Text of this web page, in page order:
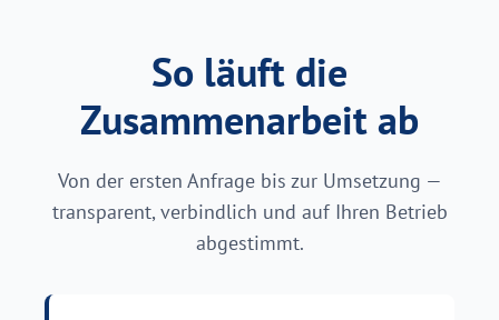
So läuft die
Zusammenarbeit ab
Von der ersten Anfrage bis zur Umsetzung —
transparent, verbindlich und auf Ihren Betrieb
abgestimmt.